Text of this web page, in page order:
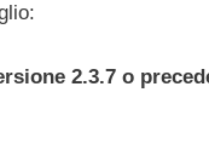
2.3.7 o